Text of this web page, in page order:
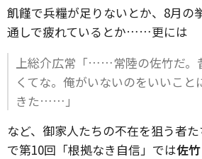
飢饉で兵糧が足りないとか、8月の
通しで疲れているとか……更には
上総介広常「……常陸の佐竹だ。
くてな。俺がいないのをいいこと
きた……」
など、御家人たちの不在を狙う者
で第10回「根拠なき自信」では佐